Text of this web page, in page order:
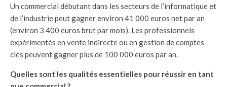
Un commercial débutant dans les secteurs de l’informatique et
de l’industrie peut gagner environ 41 000 euros net par an
(environ 3 400 euros brut par mois). Les professionnels
expérimentés en vente indirecte ou en gestion de comptes
clés peuvent gagner plus de 100 000 euros par an.
Quelles sont les qualités essentielles pour réussir en tant